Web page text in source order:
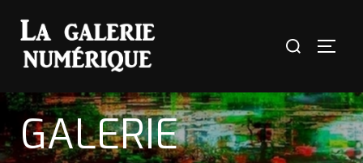
GALERIE